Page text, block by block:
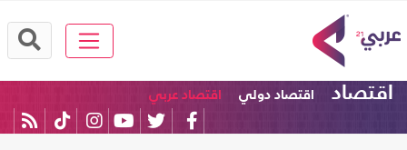
اقتصاد اقتصاد دولي اقتصاد عربي